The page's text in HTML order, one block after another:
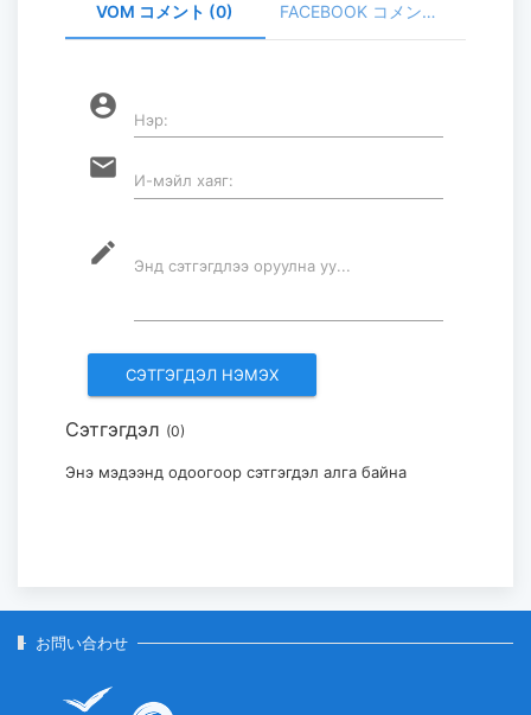
家畜頭数は約7800万頭に達する見通
し
訪問した...
2026-07-29
Mongolia and Japan」...
VOM コメント (0) FACEBOOK コメント (
account_circle Нэр:
email И-мэйл хаяг:
mode_edit Энд сэтгэгдлээ оруулна уу...
Сэтгэгдэл (0)
Энэ мэдээнд одоогоор сэтгэгдэл алга байна
お問い合わせ